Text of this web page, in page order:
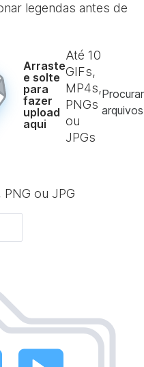
legendas antes de
Arraste
e solte
para
fazer
upload
aqui
Até 10
GIFs,
MP4s,
PNGs
ou
JPGs
Procurar
arquivos
PNG ou JPG